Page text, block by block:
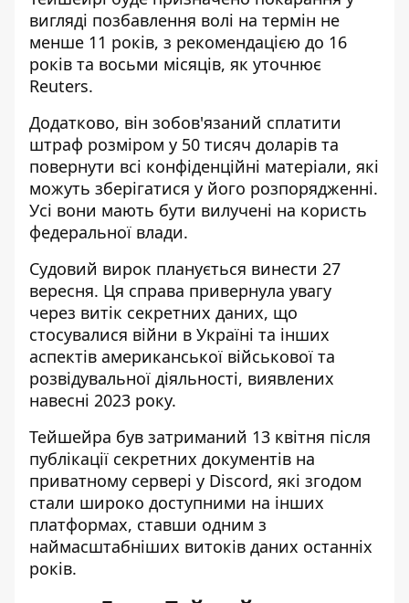
вигляді позбавлення волі на термін не
менше 11 років, з рекомендацією до 16
років та восьми місяців, як уточнює
Reuters.
Додатково, він зобов'язаний сплатити
штраф розміром у 50 тисяч доларів та
повернути всі конфіденційні матеріали, які
можуть зберігатися у його розпорядженні.
Усі вони мають бути вилучені на користь
федеральної влади.
Судовий вирок планується винести 27
вересня. Ця справа привернула увагу
через витік секретних даних, що
стосувалися війни в Україні та інших
аспектів американської військової та
розвідувальної діяльності, виявлених
навесні 2023 року.
Тейшейра був затриманий 13 квітня після
публікації секретних документів на
приватному сервері у Discord, які згодом
стали широко доступними на інших
платформах, ставши одним з
наймасштабніших витоків даних останніх
років.